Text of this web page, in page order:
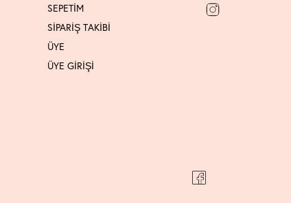
SEPETİM
SİPARİŞ TAKİBİ
ÜYE
ÜYE GİRİŞİ